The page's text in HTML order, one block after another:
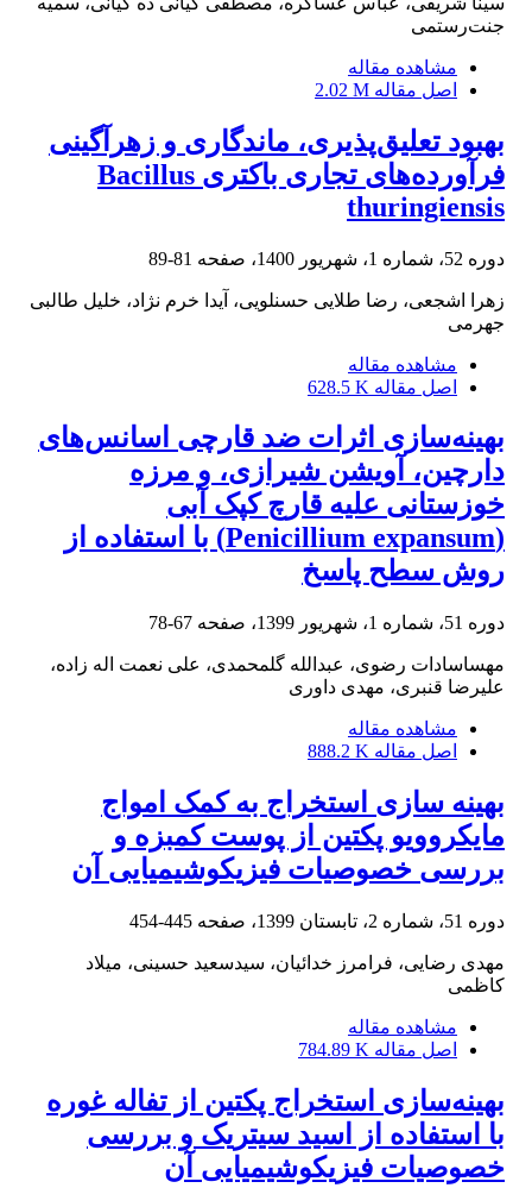
جنت‌رستمی
مشاهده مقاله
اصل مقاله 2.02 M
بهبود تعلیق‌پذیری، ماندگاری و زهرآگینی
فرآورده‌های تجاری باکتری Bacillus
thuringiensis
دوره 52، شماره 1، شهریور 1400، صفحه 81-89
زهرا اشجعی، رضا طلایی حسنلویی، آیدا خرم نژاد، خلیل طالبی
جهرمی
مشاهده مقاله
اصل مقاله 628.5 K
بهینه‌سازی اثرات ضد قارچی اسانس‌های
دارچین، آویشن شیرازی، و مرزه
خوزستانی علیه قارچ کپک آبی
(Penicillium expansum) با استفاده از
روش سطح پاسخ
دوره 51، شماره 1، شهریور 1399، صفحه 67-78
مهساسادات رضوی، عبدالله گلمحمدی، علی نعمت اله زاده،
علیرضا قنبری، مهدی داوری
مشاهده مقاله
اصل مقاله 888.2 K
بهینه سازی استخراج به کمک امواج
مایکروویو پکتین از پوست کمبزه و
بررسی خصوصیات فیزیکوشیمیایی آن
دوره 51، شماره 2، تابستان 1399، صفحه 445-454
مهدی رضایی، فرامرز خدائیان، سیدسعید حسینی، میلاد
کاظمی
مشاهده مقاله
اصل مقاله 784.89 K
بهینه‌سازی استخراج پکتین از تفاله غوره
با استفاده از اسید سیتریک و بررسی
خصوصیات فیزیکوشیمیایی آن